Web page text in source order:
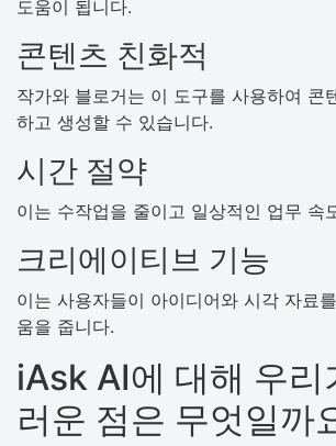
도움이 됩니다.
콘텐츠 친화적
작가와 블로거는 이 도구를 사용하여 콘
하고 생성할 수 있습니다.
시간 절약
이는 수작업을 줄이고 일상적인 업무 속
크리에이티브 기능
이는 사용자들이 아이디어와 시각 자료
움을 줍니다.
iAsk AI에 대해 우리
러운 점은 무엇일까